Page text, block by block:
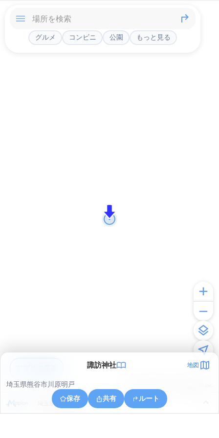
グルメ コンビニ 公園 もっと見る
諏訪神社 地図
埼玉県熊谷市川原明戸
保存
共有 ルート
埼玉県熊谷市三本